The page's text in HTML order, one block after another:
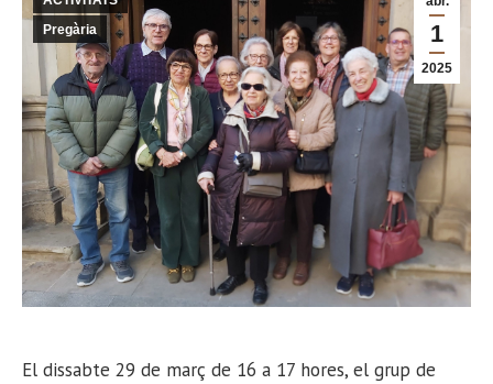
1
2025
Pregària
El dissabte 29 de març de 16 a 17 hores, el grup de